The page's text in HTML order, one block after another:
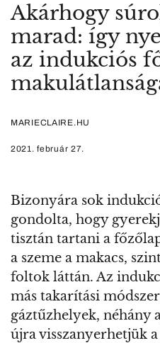
Akárhogy
marad: így
az indukciós
MARIECLAIRE.HU
2021. február 27.
Bizonyára sok
gondolta, hogy
tisztán tartani a
a szeme a makacs,
foltok láttán. Az
más takarítási
gáztűzhelyek, néhány
újra visszanyerhetjük